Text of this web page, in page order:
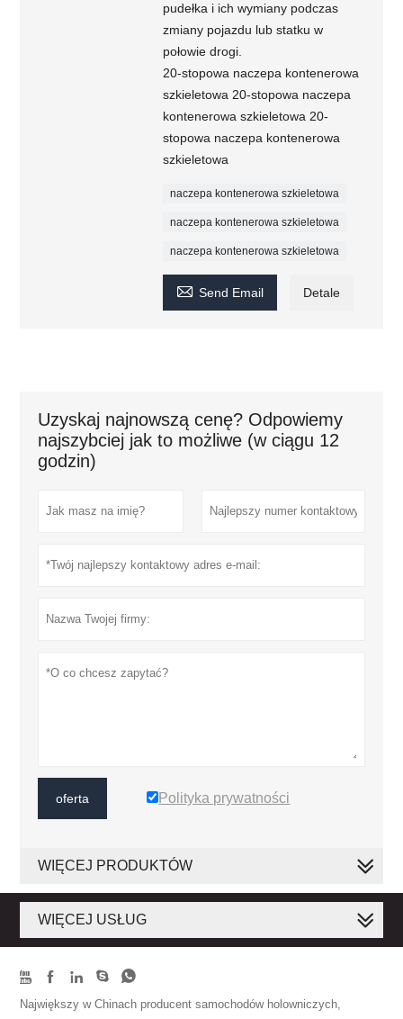
pudełka i ich wymiany podczas
zmiany pojazdu lub statku w
połowie drogi.
20-stopowa naczepa kontenerowa
szkieletowa 20-stopowa naczepa
kontenerowa szkieletowa 20-
stopowa naczepa kontenerowa
szkieletowa
naczepa kontenerowa szkieletowa
naczepa kontenerowa szkieletowa
naczepa kontenerowa szkieletowa
 Send Email Detale
Uzyskaj najnowszą cenę? Odpowiemy
najszybciej jak to możliwe (w ciągu 12
godzin)
oferta Polityka prywatności
WIĘCEJ PRODUKTÓW
WIĘCEJ USŁUG
    
Największy w Chinach producent samochodów holowniczych,